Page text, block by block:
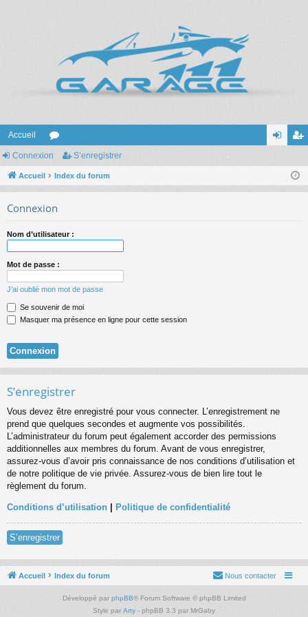
Accueil
or
u nr
Connexion S’enregistrer
Accueil Index du forum
Connexion
Nom d’utilisateur :
Mot de passe :
J’ai oublié mon mot de passe
Se souvenir de moi
Masquer ma présence en ligne pour cette session
S’enregistrer
Vous devez être enregistré pour vous connecter. L’enregistrement ne
prend que quelques secondes et augmente vos possibilités.
L’administrateur du forum peut également accorder des permissions
additionnelles aux membres du forum. Avant de vous enregistrer,
assurez-vous d’avoir pris connaissance de nos conditions d’utilisation et
de notre politique de vie privée. Assurez-vous de bien lire tout le
règlement du forum.
Conditions d’utilisation | Politique de confidentialité
S’enregistrer
Accueil Index du forum Nous contacter
Développé par phpBB® Forum Software © phpBB Limited
Style par Arty - phpBB 3.3 par MrGaby